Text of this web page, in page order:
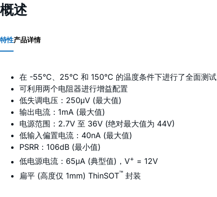
概述
特性产品详情
在 -55°C、25°C 和 150°C 的温度条件下进行了全面测试
可利用两个电阻器进行增益配置
低失调电压：250μV (最大值)
输出电流：1mA (最大值)
电源范围：2.7V 至 36V (绝对最大值为 44V)
低输入偏置电流：40nA (最大值)
PSRR：106dB (最小值)
低电源电流：65μA (典型值)，V+ = 12V
扁平 (高度仅 1mm) ThinSOT™ 封装